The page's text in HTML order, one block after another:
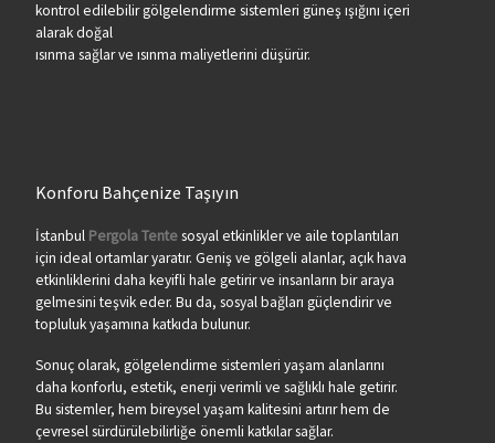
kontrol edilebilir gölgelendirme sistemleri güneş ışığını içeri
alarak doğal
ısınma sağlar ve ısınma maliyetlerini düşürür.
Konforu Bahçenize Taşıyın
İstanbul Pergola Tentesosyal etkinlikler ve aile toplantıları
için ideal ortamlar yaratır. Geniş ve gölgeli alanlar, açık hava
etkinliklerini daha keyifli hale getirir ve insanların bir araya
gelmesini teşvik eder. Bu da, sosyal bağları güçlendirir ve
topluluk yaşamına katkıda bulunur.
Sonuç olarak, gölgelendirme sistemleri yaşam alanlarını
daha konforlu, estetik, enerji verimli ve sağlıklı hale getirir.
Bu sistemler, hem bireysel yaşam kalitesini artırır hem de
çevresel sürdürülebilirliğe önemli katkılar sağlar.